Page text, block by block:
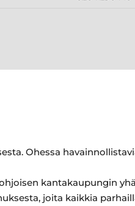
Ohessa
kantakaupungin yhä
joita kaikkia